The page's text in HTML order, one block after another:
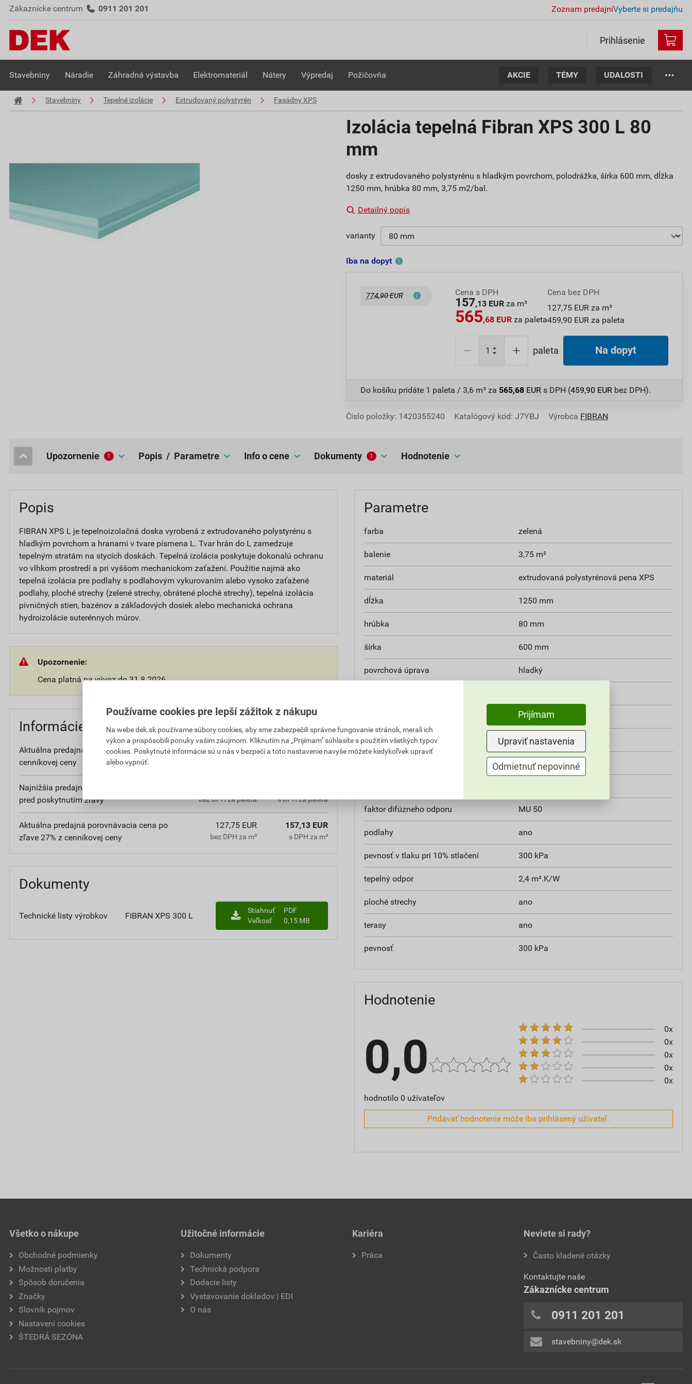
Zákaznícke centrum 0911 201 201 Zoznam predajníVyberte si predajňu
Prihlásenie
Stavebniny Náradie Záhradná výstavba Elektromateriál Nátery Výpredaj Požičovňa AKCIE TÉMY UDALOSTI
Stavebniny Tepelné izolácie Extrudovaný polystyrén Fasádny XPS
Izolácia tepelná Fibran XPS 300 L 80
mm
dosky z extrudovaného polystyrénu s hladkým povrchom, polodrážka, šírka 600 mm, dĺžka
1250 mm, hrúbka 80 mm, 3,75 m2/bal.
Detailný popis
varianty
Iba na dopyt
774,90 EUR Cena s DPH
157,13 EUR za m³
565,68 EUR za paleta
Cena bez DPH
127,75 EUR za m³
459,90 EUR za paleta
paleta Na dopyt
Do košíku pridáte 1 paleta / 3,6 m³ za 565,68 EUR s DPH (459,90 EUR bez DPH).
Číslo položky: 1420355240 Katalógový kód: J7YBJ Výrobca FIBRAN
popis / Parametre
upozornenie 1 Info o cene dokumenty 1 hodnotenie
Popis
FIBRAN XPS L je tepelnoizolačná doska vyrobená z extrudovaného polystyrénu s
hladkým povrchom a hranami v tvare písmena L. Tvar hrán do L zamedzuje
tepelným stratám na stycích doskách. Tepelná izolácia poskytuje dokonalú ochranu
vo vlhkom prostredí a pri vyššom mechanickom zaťažení. Použitie najmä ako
tepelná izolácia pre podlahy s podlahovým vykurovaním alebo vysoko zaťažené
podlahy, ploché strechy (zelené strechy, obrátené ploché strechy), tepelná izolácia
pivničných stien, bazénov a základových dosiek alebo mechanická ochrana
hydroizolácie suterénnych múrov.
Upozornenie:
Cena platná na vývoz do 31.8.2026.
Informácie o cene
Aktuálna predajná cena po zľave 27% z
cenníkovej ceny
459,90 EUR 565,68 EUR
Najnižšia predajná cena v období 30 dní
pred poskytnutím zľavy
bez DPH za paleta s DPH za paleta
Aktuálna predajná porovnávacia cena po
zľave 27% z cenníkovej ceny
127,75 EUR
bez DPH za m³
157,13 EUR
s DPH za m³
Dokumenty
Technické listy výrobkov FIBRAN XPS 300 L
Stiahnuť
PDF
Veľkosť
0,15 MB
Parametre
farba zelená
balenie 3,75 m²
materiál extrudovaná polystyrénová pena XPS
dĺžka 1250 mm
hrúbka 80 mm
šírka 600 mm
povrchová úprava hladký
polo drážka
reakcia na oheň trieda E
1250 x 600 mm
faktor difúzneho odporu MU 50
podlahy ano
pevnosť v tlaku pri 10% stlačení 300 kPa
tepelný odpor 2,4 m².K/W
ploché strechy ano
terasy ano
pevnosť 300 kPa
Hodnotenie
0,0
hodnotilo 0 užívateľov
0x
0x
0x
0x
0x
Pridávať hodnotenie môže iba prihlásený užívateľ.
Všetko o nákupe
Obchodné podmienky
Možnosti platby
Spôsob doručenia
Značky
Slovník pojmov
Nastavení cookies
ŠTEDRÁ SEZÓNA
Užitočné informácie
Dokumenty
Technická podpora
Dodacie listy
Vystavovanie dokladov | EDI
O nás
Kariéra
Práca
Neviete si rady?
Často kladené otázky
Kontaktujte naše
Zákaznícke centrum
0911 201 201
stavebniny@dek.sk
Používame cookies pre lepší zážitok z nákupu
Na webe dek.sk používame súbory cookies, aby sme zabezpečili správne fungovanie stránok, merali ich
výkon a prispôsobili ponuky vašim záujmom. Kliknutím na „Prijímam" súhlasíte s použitím všetkých typov
cookies. Poskytnuté informácie sú u nás v bezpečí a toto nastavenie navyše môžete kedykoľvek upraviť
alebo vypnúť.
Prijímam
Upraviť nastavenia
Odmietnuť nepovinné